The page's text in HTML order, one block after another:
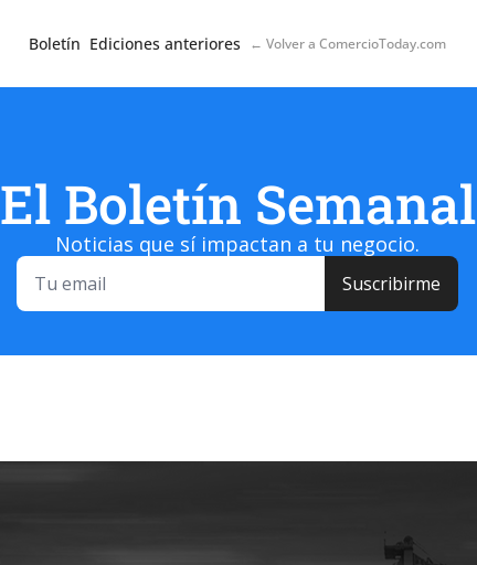
Boletín Ediciones anteriores ← Volver a ComercioToday.com
El Boletín Semanal
Noticias que sí impactan a tu negocio.
Suscribirme